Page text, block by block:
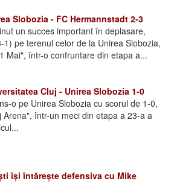
Slobozia - FC Hermannstadt 2-3
un succes important în deplasare,
pe terenul celor de la Unirea Slobozia,
Mai", într-o confruntare din etapa a...
Cluj - Unirea Slobozia 1-0
o pe Unirea Slobozia cu scorul de 1-0,
într-un meci din etapa a 23-a a
își întărește defensiva cu Mike